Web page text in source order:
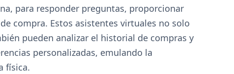
para responder preguntas, proporcionar
compra. Estos asistentes virtuales no solo
pueden analizar el historial de compras y
personalizadas, emulando la
física.